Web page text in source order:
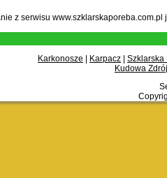
z serwisu
Karkonosze Karpacz
Szklarska
Kudowa